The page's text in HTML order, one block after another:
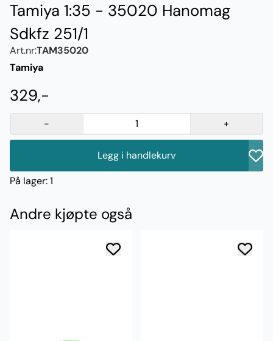
Tamiya 1:35 - 35020 Hanomag
Sdkfz 251/1
Art.nr:TAM35020
Tamiya
329,-
- +
Legg i handlekurv
På lager: 1
Andre kjøpte også